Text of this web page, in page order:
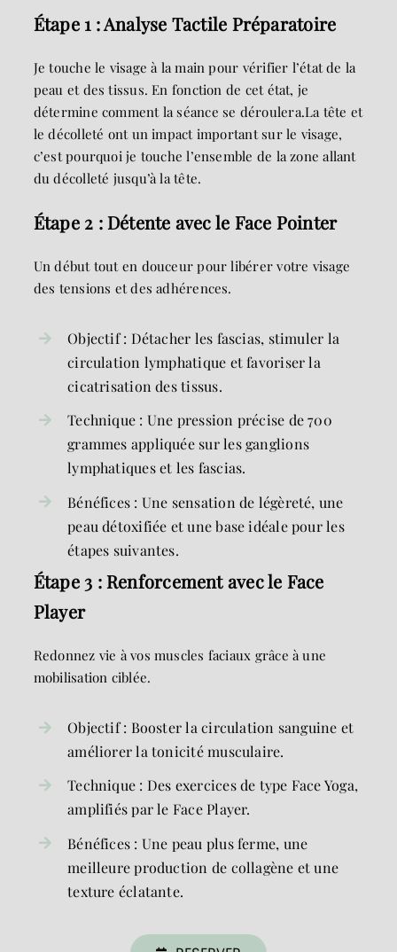
Étape 1 : Analyse Tactile Préparatoire
Je touche le visage à la main pour vérifier l’état de la
peau et des tissus. En fonction de cet état, je
détermine comment la séance se déroulera.La tête et
le décolleté ont un impact important sur le visage,
c’est pourquoi je touche l’ensemble de la zone allant
du décolleté jusqu’à la tête.
Étape 2 : Détente avec le Face Pointer
Un début tout en douceur pour libérer votre visage
des tensions et des adhérences.
Objectif : Détacher les fascias, stimuler la
circulation lymphatique et favoriser la
cicatrisation des tissus.
Technique : Une pression précise de 700
grammes appliquée sur les ganglions
lymphatiques et les fascias.
Bénéfices : Une sensation de légèreté, une
peau détoxifiée et une base idéale pour les
étapes suivantes.
Étape 3 : Renforcement avec le Face
Player
Redonnez vie à vos muscles faciaux grâce à une
mobilisation ciblée.
Objectif : Booster la circulation sanguine et
améliorer la tonicité musculaire.
Technique : Des exercices de type Face Yoga,
amplifiés par le Face Player.
Bénéfices : Une peau plus ferme, une
meilleure production de collagène et une
texture éclatante.